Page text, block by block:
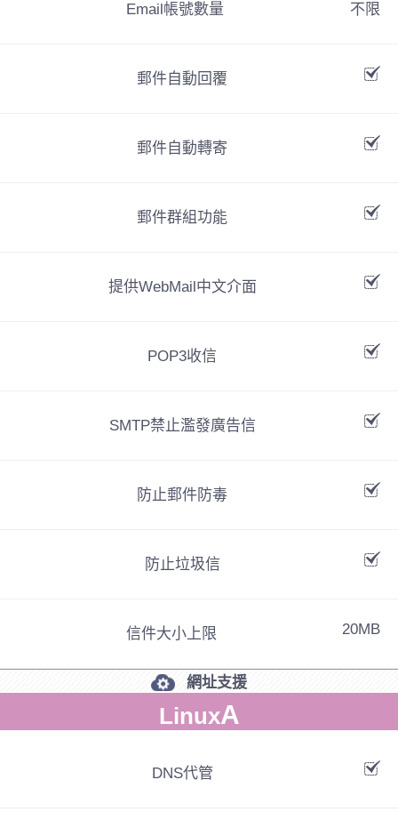
Email帳號數量 不限
郵件自動回覆
郵件自動轉寄
郵件群組功能
提供WebMail中文介面
POP3收信
SMTP禁止濫發廣告信
防止郵件防毒
防止垃圾信
信件大小上限 20MB
網址支援
LinuxA
DNS代管